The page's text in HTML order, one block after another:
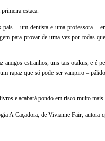
estaca.
– um dentista e uma professora –
para provar de uma vez por todas
estranhos, uns tais otakus, e é
rapaz que só pode ser vampiro –
e acabará pondo em risco muito
A Caçadora, de Vivianne Fair, autora